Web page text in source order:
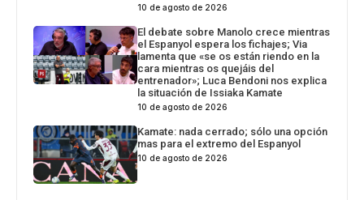
10 de agosto de 2026
El debate sobre Manolo crece mientras
el Espanyol espera los fichajes; Via
lamenta que «se os están riendo en la
cara mientras os quejáis del
entrenador»; Luca Bendoni nos explica
la situación de Issiaka Kamate
10 de agosto de 2026
Kamate: nada cerrado; sólo una opción
mas para el extremo del Espanyol
10 de agosto de 2026